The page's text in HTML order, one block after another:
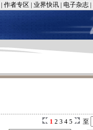
| 作者专区 | 业界快讯 | 电子杂志 |
1 2 3 4 5 至